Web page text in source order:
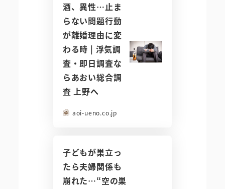
酒、異性…止ま
らない問題行動
が離婚理由に変
わる時 | 浮気調
査・即日調査な
らあおい総合調
査 上野へ
aoi-ueno.co.jp
子どもが巣立っ
たら夫婦関係も
崩れた…“空の巣